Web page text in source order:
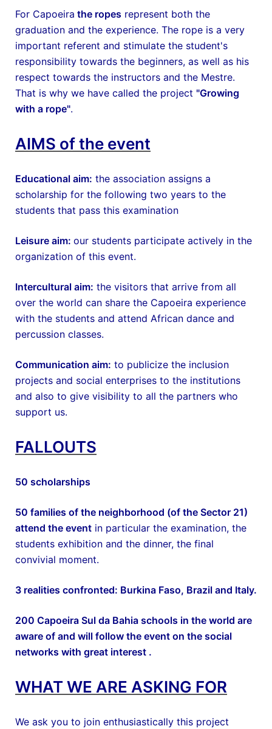
For Capoeira the ropes represent both the
graduation and the experience. The rope is a very
important referent and stimulate the student's
responsibility towards the beginners, as well as his
respect towards the instructors and the Mestre.
That is why we have called the project "Growing
with a rope".
AIMS of the event
Educational aim: the association assigns a
scholarship for the following two years to the
students that pass this examination
Leisure aim: our students participate actively in the
organization of this event.
Intercultural aim: the visitors that arrive from all
over the world can share the Capoeira experience
with the students and attend African dance and
percussion classes.
Communication aim: to publicize the inclusion
projects and social enterprises to the institutions
and also to give visibility to all the partners who
support us.
FALLOUTS
50 scholarships
50 families of the neighborhood (of the Sector 21)
attend the event in particular the examination, the
students exhibition and the dinner, the final
convivial moment.
3 realities confronted: Burkina Faso, Brazil and Italy.
200 Capoeira Sul da Bahia schools in the world are
aware of and will follow the event on the social
networks with great interest .
WHAT WE ARE ASKING FOR
We ask you to join enthusiastically this project